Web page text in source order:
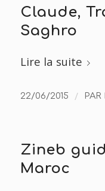
Claude,
Saghro
Lire la suite
22/06/2015 / PAR
Zineb
Maroc